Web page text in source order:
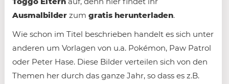
Ausmalbilder zum gratis herunterladen.
Wie schon im Titel beschrieben handelt es sich unter
anderen um Vorlagen von u.a. Pokémon, Paw Patrol
oder Peter Hase. Diese Bilder verteilen sich von den
Themen her durch das ganze Jahr, so dass es z.B.